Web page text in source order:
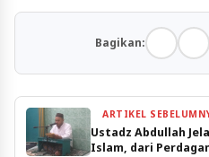
Bagikan:
ARTIKEL
Ustadz Abdullah
Islam, dari